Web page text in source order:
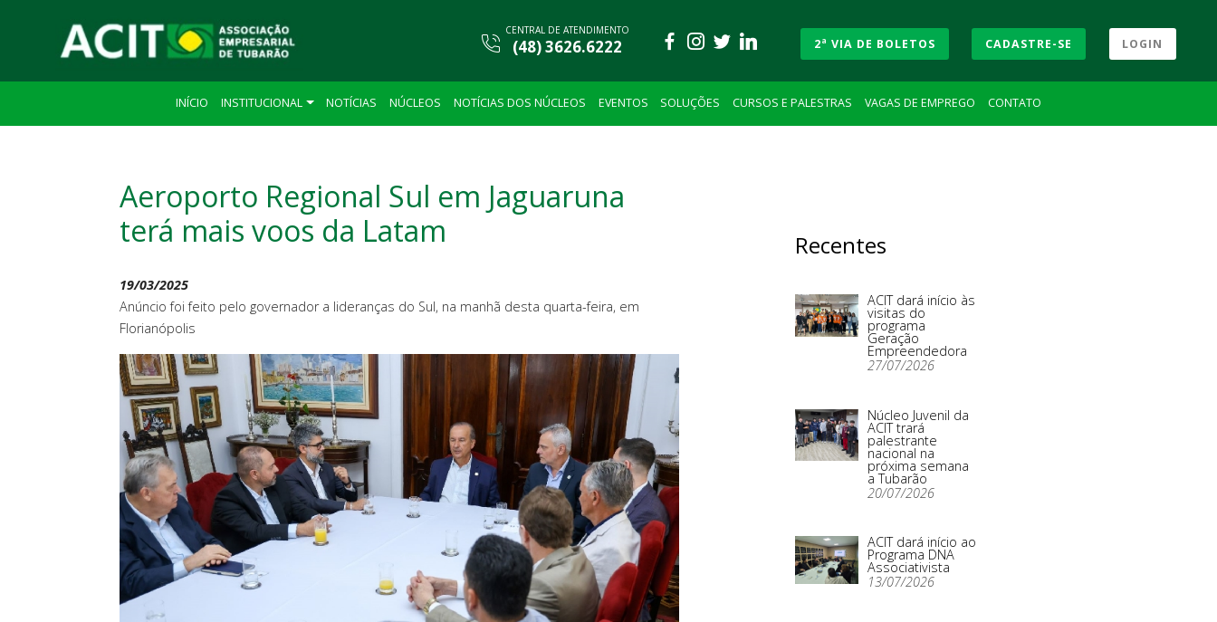
CENTRAL DE ATENDIMENTO
(48) 3626.6222 2ª VIA DE BOLETOS CADASTRE-SE LOGIN
INÍCIO INSTITUCIONAL NOTÍCIAS NÚCLEOS NOTÍCIAS DOS NÚCLEOS EVENTOS SOLUÇÕES CURSOS E PALESTRAS VAGAS DE EMPREGO CONTATO
Aeroporto Regional Sul em Jaguaruna
terá mais voos da Latam
19/03/2025
Anúncio foi feito pelo governador a lideranças do Sul, na manhã desta quarta-feira, em
Florianópolis
Recentes
ACIT dará início às
visitas do
programa
Geração
Empreendedora
27/07/2026
Núcleo Juvenil da
ACIT trará
palestrante
nacional na
próxima semana
a Tubarão
20/07/2026
ACIT dará início ao
Programa DNA
Associativista
13/07/2026